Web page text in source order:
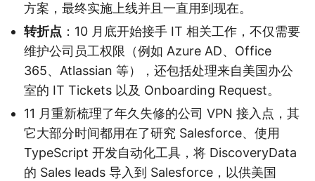
方案，最终实施上线并且一直用到现在。
转折点 ：10 月底开始接手 IT 相关工作，不仅需要
维护公司员工权限（例如 Azure AD、Office
365、Atlassian 等），还包括处理来自美国办公
室的 IT Tickets 以及 Onboarding Request。
11 月重新梳理了年久失修的公司 VPN 接入点，其
它大部分时间都用在了研究 Salesforce、使用
TypeScript 开发自动化工具，将 DiscoveryData
的 Sales leads 导入到 Salesforce，以供美国